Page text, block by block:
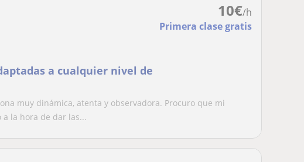
10€/h
Primera clase gratis
a cualquier nivel de
muy dinámica, atenta y observadora. Procuro que mi
la hora de dar las...